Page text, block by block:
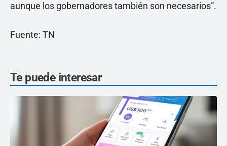
aunque los gobernadores también son necesarios”.
Fuente: TN
Te puede interesar